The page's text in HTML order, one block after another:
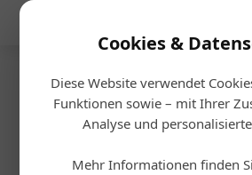
Cookies &
Diese Website verwendet
Funktionen sowie – mit Ihrer
Analyse und
Mehr Informationen finden
Startseite/
Live aus dem
Planet und